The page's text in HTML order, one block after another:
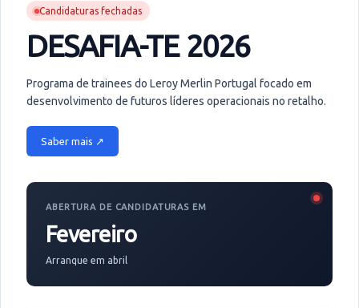
Candidaturas fechadas
DESAFIA-TE 2026
Programa de trainees do Leroy Merlin Portugal focado em
desenvolvimento de futuros líderes operacionais no retalho.
Saber mais ↗
ABERTURA DE CANDIDATURAS EM
Fevereiro
Arranque em abril